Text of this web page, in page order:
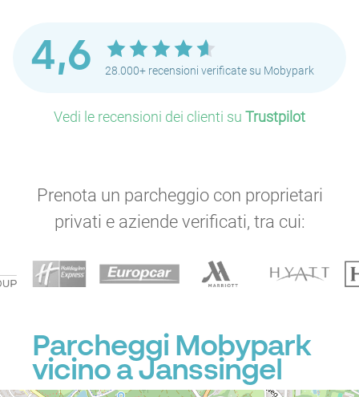
4,6 28.000+ recensioni verificate su Mobypark
Vedi le recensioni dei clienti su Trustpilot
Prenota un parcheggio con proprietari
privati e aziende verificati, tra cui:
Parcheggi Mobypark
vicino a Janssingel